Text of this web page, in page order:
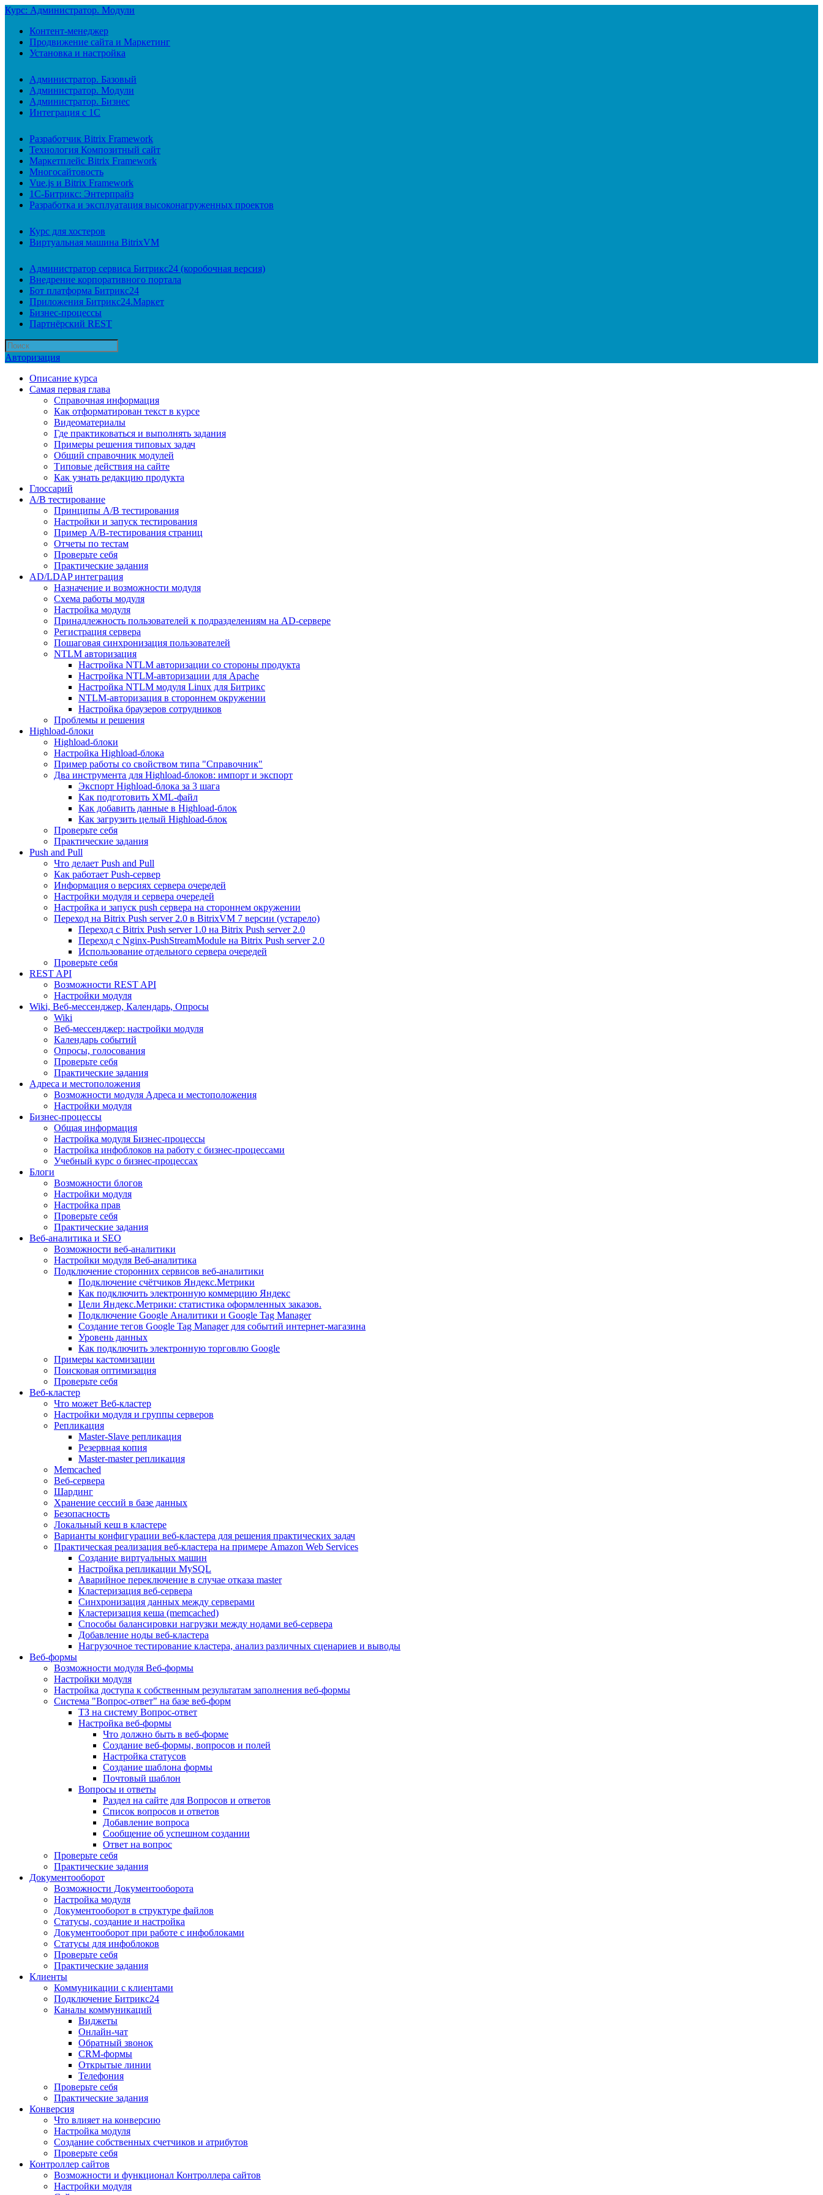
Курс: Администратор. Модули
Контент-менеджер
Продвижение сайта и Маркетинг
Установка и настройка
Администратор. Базовый
Администратор. Модули
Администратор. Бизнес
Интеграция с 1С
Разработчик Bitrix Framework
Технология Композитный сайт
Маркетплейс Bitrix Framework
Многосайтовость
Vue.js и Bitrix Framework
1С-Битрикс: Энтерпрайз
Разработка и эксплуатация высоконагруженных проектов
Курс для хостеров
Виртуальная машина BitrixVM
Администратор сервиса Битрикс24 (коробочная версия)
Внедрение корпоративного портала
Бот платформа Битрикс24
Приложения Битрикс24.Маркет
Бизнес-процессы
Партнёрский REST
Авторизация
Описание курса
Самая первая глава
Справочная информация
Как отформатирован текст в курсе
Видеоматериалы
Где практиковаться и выполнять задания
Примеры решения типовых задач
Общий справочник модулей
Типовые действия на сайте
Как узнать редакцию продукта
Глоссарий
A/B тестирование
Принципы A/B тестирования
Настройки и запуск тестирования
Пример A/B-тестирования страниц
Отчеты по тестам
Проверьте себя
Практические задания
AD/LDAP интеграция
Назначение и возможности модуля
Схема работы модуля
Настройка модуля
Принадлежность пользователей к подразделениям на AD-сервере
Регистрация сервера
Пошаговая синхронизация пользователей
NTLM авторизация
Настройка NTLM авторизации со стороны продукта
Настройка NTLM-авторизации для Apache
Настройка NTLM модуля Linux для Битрикс
NTLM-авторизация в стороннем окружении
Настройка браузеров сотрудников
Проблемы и решения
Highload-блоки
Highload-блоки
Настройка Highload-блока
Пример работы со свойством типа "Справочник"
Два инструмента для Highload-блоков: импорт и экспорт
Экспорт Highload-блока за 3 шага
Как подготовить XML-файл
Как добавить данные в Highload-блок
Как загрузить целый Highload-блок
Проверьте себя
Практические задания
Push and Pull
Что делает Push and Pull
Как работает Push-сервер
Информация о версиях сервера очередей
Настройки модуля и сервера очередей
Настройка и запуск push сервера на стороннем окружении
Переход на Bitrix Push server 2.0 в BitrixVM 7 версии (устарело)
Переход с Bitrix Push server 1.0 на Bitrix Push server 2.0
Переход с Nginx-PushStreamModule на Bitrix Push server 2.0
Использование отдельного сервера очередей
Проверьте себя
REST API
Возможности REST API
Настройки модуля
Wiki, Веб-мессенджер, Календарь, Опросы
Wiki
Веб-мессенджер: настройки модуля
Календарь событий
Опросы, голосования
Проверьте себя
Практические задания
Адреса и местоположения
Возможности модуля Адреса и местоположения
Настройки модуля
Бизнес-процессы
Общая информация
Настройка модуля Бизнес-процессы
Настройка инфоблоков на работу с бизнес-процессами
Учебный курс о бизнес-процессах
Блоги
Возможности блогов
Настройки модуля
Настройка прав
Проверьте себя
Практические задания
Веб-аналитика и SEO
Возможности веб-аналитики
Настройки модуля Веб-аналитика
Подключение сторонних сервисов веб-аналитики
Подключение счётчиков Яндекс.Метрики
Как подключить электронную коммерцию Яндекс
Цели Яндекс.Метрики: статистика оформленных заказов.
Подключение Google Аналитики и Google Tag Manager
Создание тегов Google Tag Manager для событий интернет-магазина
Уровень данных
Как подключить электронную торговлю Google
Примеры кастомизации
Поисковая оптимизация
Проверьте себя
Веб-кластер
Что может Веб-кластер
Настройки модуля и группы серверов
Репликация
Master-Slave репликация
Резервная копия
Master-master репликация
Memcached
Веб-сервера
Шардинг
Хранение сессий в базе данных
Безопасность
Локальный кеш в кластере
Варианты конфигурации веб-кластера для решения практических задач
Практическая реализация веб-кластера на примере Amazon Web Services
Создание виртуальных машин
Настройка репликации MySQL
Аварийное переключение в случае отказа master
Кластеризация веб-сервера
Синхронизация данных между серверами
Кластеризация кеша (memcached)
Способы балансировки нагрузки между нодами веб-сервера
Добавление ноды веб-кластера
Нагрузочное тестирование кластера, анализ различных сценариев и выводы
Веб-формы
Возможности модуля Веб-формы
Настройки модуля
Настройка доступа к собственным результатам заполнения веб-формы
Система "Вопрос-ответ" на базе веб-форм
ТЗ на систему Вопрос-ответ
Настройка веб-формы
Что должно быть в веб-форме
Создание веб-формы, вопросов и полей
Настройка статусов
Создание шаблона формы
Почтовый шаблон
Вопросы и ответы
Раздел на сайте для Вопросов и ответов
Список вопросов и ответов
Добавление вопроса
Сообщение об успешном создании
Ответ на вопрос
Проверьте себя
Практические задания
Документооборот
Возможности Документооборота
Настройка модуля
Документооборот в структуре файлов
Статусы, создание и настройка
Документооборот при работе с инфоблоками
Статусы для инфоблоков
Проверьте себя
Практические задания
Клиенты
Коммуникации с клиентами
Подключение Битрикс24
Каналы коммуникаций
Виджеты
Онлайн-чат
Обратный звонок
CRM-формы
Открытые линии
Телефония
Проверьте себя
Практические задания
Конверсия
Что влияет на конверсию
Настройка модуля
Создание собственных счетчиков и атрибутов
Проверьте себя
Контроллер сайтов
Возможности и функционал Контроллера сайтов
Настройки модуля